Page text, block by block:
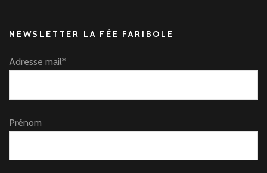
NEWSLETTER LA FÉE FARIBOLE
Adresse mail*
Prénom